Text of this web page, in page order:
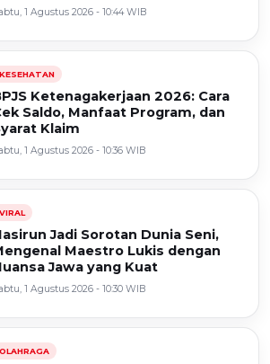
1 Agustus 2026 - 10:44 WIB
KESEHATAN
Ketenagakerjaan 2026: Cara
Saldo, Manfaat Program, dan
Klaim
1 Agustus 2026 - 10:36 WIB
VIRAL
Jadi Sorotan Dunia Seni,
Maestro Lukis dengan
Jawa yang Kuat
1 Agustus 2026 - 10:30 WIB
OLAHRAGA